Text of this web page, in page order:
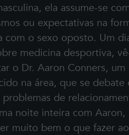
ela assume-se
ou expectativas na
com o sexo oposto. Um
medicina desportiva,
o Dr. Aaron Conners, um
na área, que se debate
de
noite inteira com Aaron,
muito bem o que fazer